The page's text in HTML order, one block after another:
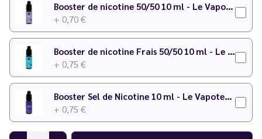
Booster de nicotine 50/50 10 ml - Le Vapoteur Discount
+ 0,70 €
Booster de nicotine Frais 50/50 10 ml - Le Vapoteur Discount
+ 0,75 €
Booster Sel de Nicotine 10 ml - Le Vapoteur Discount
+ 0,75 €